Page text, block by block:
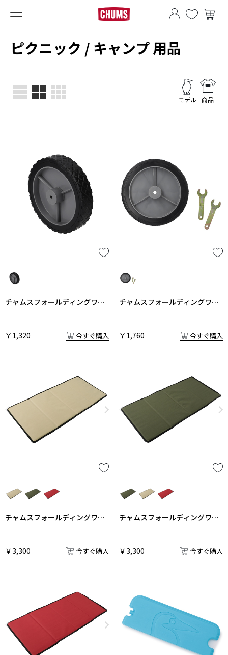
■夏季休業のお知らせ■
ピクニック / キャンプ 用品
モデル 商品
チャムスフォールディングワゴ
￥1,320 今すぐ購入
チャムスフォールディングワゴ
￥1,760
今すぐ購入
チャムスフォールディングワゴ
￥3,300 今すぐ購入
チャムスフォールディングワゴ
￥3,300 今すぐ購入